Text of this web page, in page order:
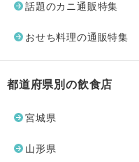
話題のカニ通販特集
おせち料理の通販特集
都道府県別の飲食店
宮城県
山形県